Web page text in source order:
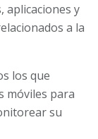
aplicaciones y
a la
los que
móviles para
su